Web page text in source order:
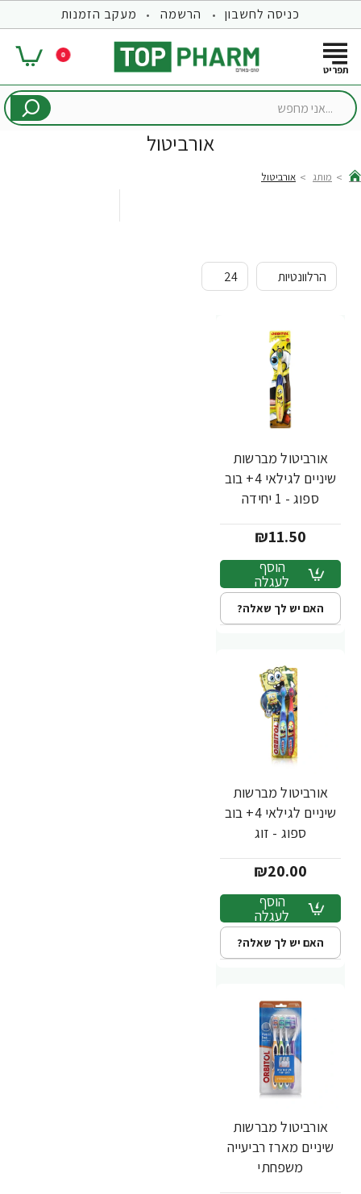
כניסה לחשבון הרשמה מעקב הזמנות
0
...אני
אורביטול
מותג אורביטול
אורביטול מברשות
שיניים לגילאי 4+ בוב
ספוג - 1 יחידה
₪11.50
הוסף
לעגלה
האם יש לך שאלה?
אורביטול מברשות
שיניים לגילאי 4+ בוב
ספוג - זוג
₪20.00
הוסף
לעגלה
האם יש לך שאלה?
אורביטול מברשות
שיניים מארז רביעייה
משפחתי